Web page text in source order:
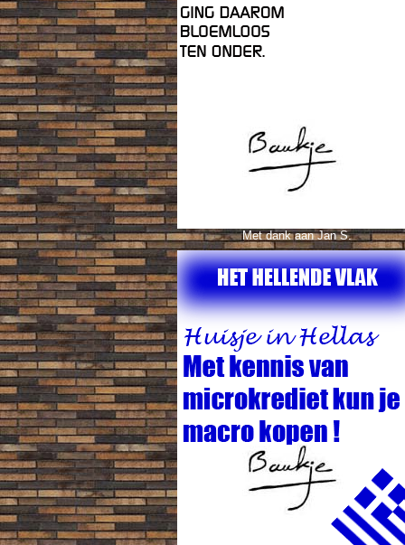
Met dank aan Jan S.